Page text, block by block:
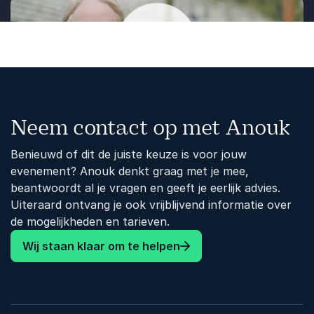
brein te trainen voor meer veerkracht,
toepast.
Neem contact op met Anouk
Benieuwd of dit de juiste keuze is voor jouw
evenement? Anouk denkt graag met je mee,
beantwoordt al je vragen en geeft je eerlijk advies.
Uiteraard ontvang je ook vrijblijvend informatie over
de mogelijkheden en tarieven.
Wij staan klaar om te helpen